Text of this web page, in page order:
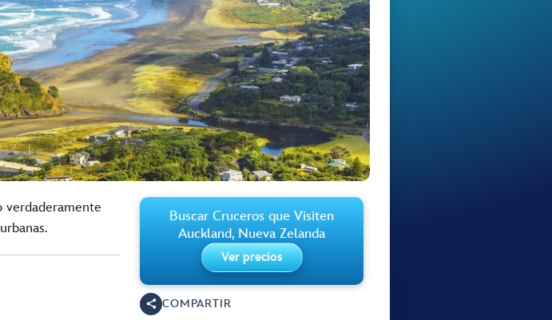
verdaderamente
Buscar Cruceros que Visiten
Auckland, Nueva Zelanda
Ver precios
COMPARTIR